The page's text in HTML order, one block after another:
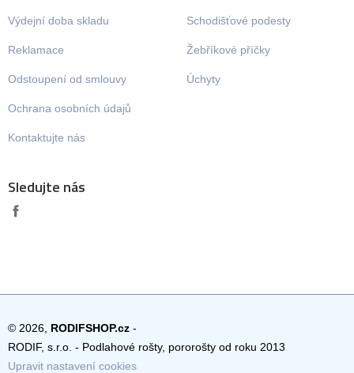
Výdejní doba skladu
Reklamace
Odstoupení od smlouvy
Ochrana osobních údajů
Kontaktujte nás
Schodišťové podesty
Žebříkové příčky
Úchyty
Sledujte nás
© 2026, RODIFSHOP.cz -
RODIF, s.r.o. - Podlahové rošty, pororošty od roku 2013
Upravit nastavení cookies